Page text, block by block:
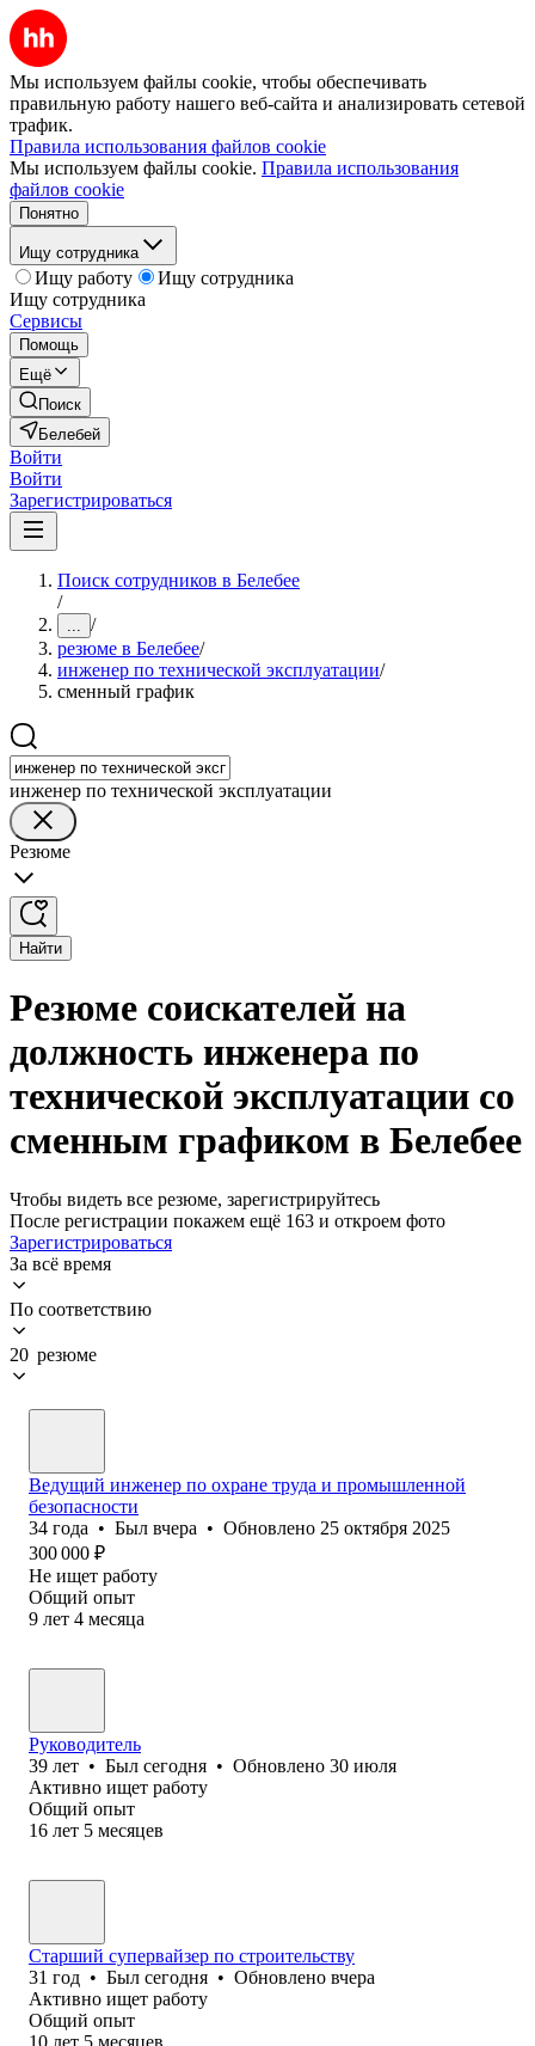
Мы используем файлы cookie, чтобы обеспечивать
правильную работу нашего веб-сайта и анализировать сетевой
трафик.
Правила использования файлов cookie
Мы используем файлы cookie. Правила использования
файлов cookie
Понятно
Ищу сотрудника
Ищу работу
Ищу сотрудника
Ищу сотрудника
Сервисы
Помощь
Ещё
Поиск
Белебей
Войти
Войти
Зарегистрироваться
Поиск сотрудников в Белебее
/
... /
резюме в Белебее/
инженер по технической эксплуатации/
сменный график
инженер по технической эксплуатации
Резюме
Найти
Резюме соискателей на
должность инженера по
технической эксплуатации со
сменным графиком в Белебее
Чтобы видеть все резюме, зарегистрируйтесь
После регистрации покажем ещё 163 и откроем фото
Зарегистрироваться
За всё время
По соответствию
20 резюме
Ведущий инженер по охране труда и промышленной
безопасности
34 года • Был вчера • Обновлено 25 октября 2025
300 000 ₽
Не ищет работу
Общий опыт
9 лет 4 месяца
Руководитель
39 лет • Был сегодня • Обновлено 30 июля
Активно ищет работу
Общий опыт
16 лет 5 месяцев
Старший супервайзер по строительству
31 год • Был сегодня • Обновлено вчера
Активно ищет работу
Общий опыт
10 лет 5 месяцев